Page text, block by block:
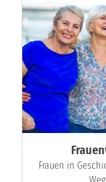
Frauen in